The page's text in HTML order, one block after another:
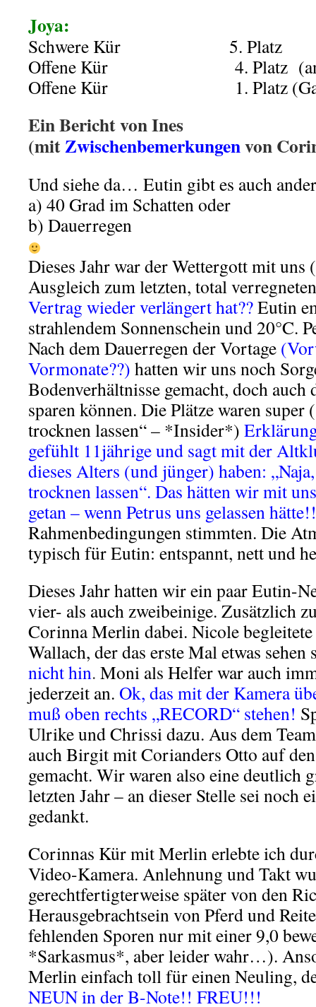
Joya:
Schwere Kür
5. Platz
Offene Kür
4. Platz
Offene Kür
1. Platz
Ein Bericht von Ines
(mitZwischenbemerkungenvon
Und siehe da… Eutin gibt es auch
a) 40 Grad im Schatten oder
b) Dauerregen
Dieses Jahr war der Wettergott mit uns
Ausgleich zum letzten, total
Vertrag wieder verlängert hat??Eutin
strahlendem Sonnenschein und 20°C.
Nach dem Dauerregen der Vortage
Vormonate??) hatten wir uns noch
Bodenverhältnisse gemacht, doch auch
sparen können. Die Plätze waren super
trocknen lassen“ – *Insider*)
gefühlt 11jährige und sagt mit der
dieses Alters (und jünger) haben:
trocknen lassen“. Das hätten wir mit
getan – wenn Petrus uns gelassen
Rahmenbedingungen stimmten. Die
typisch für Eutin: entspannt, nett und
Dieses Jahr hatten wir ein paar Eutin-
vier- als auch zweibeinige. Zusätzlich
Corinna Merlin dabei. Nicole
Wallach, der das erste Mal etwas sehen
nicht hin. Moni als Helfer war auch
jederzeit an. Ok, das mit der Kamera
muß oben rechts „RECORD“ stehen!
Ulrike und Chrissi dazu. Aus dem
auch Birgit mit Corianders Otto auf
gemacht. Wir waren also eine deutlich
letzten Jahr – an dieser Stelle sei noch
gedankt.
Corinnas Kür mit Merlin erlebte ich
Video-Kamera. Anlehnung und Takt
gerechtfertigterweise später von den
Herausgebrachtsein von Pferd und
fehlenden Sporen nur mit einer 9,0
*Sarkasmus*, aber leider wahr…).
Merlin einfach toll für einen Neuling,
NEUN in der B-Note!! FREU!!!